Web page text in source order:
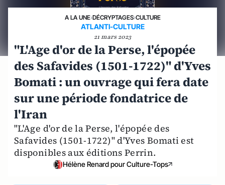
A LA UNE›DÉCRYPTAGES›CULTURE
ATLANTI-CULTURE
21 mars 2023
"L'Age d'or de la Perse, l'épopée
des Safavides (1501-1722)" d'Yves
Bomati : un ouvrage qui fera date
sur une période fondatrice de
l'Iran
"L'Age d'or de la Perse, l'épopée des
Safavides (1501-1722)" d'Yves Bomati est
disponibles aux éditions Perrin.
Hélène Renard pour Culture-Tops